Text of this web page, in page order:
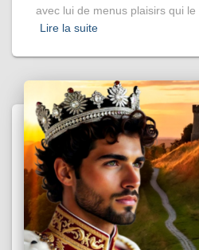
avec lui de menus plaisirs qui
Lire la suite